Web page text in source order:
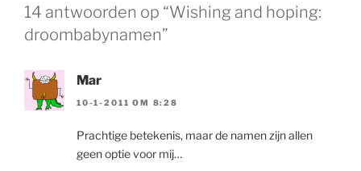
14 antwoorden op “Wishing and hoping:
droombabynamen”
Mar
10-1-2011 OM 8:28
Prachtige betekenis, maar de namen zijn allen
geen optie voor mij…